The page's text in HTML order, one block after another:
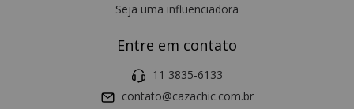
Seja uma influenciadora
Entre em contato
11 3835-6133
contato@cazachic.com.br